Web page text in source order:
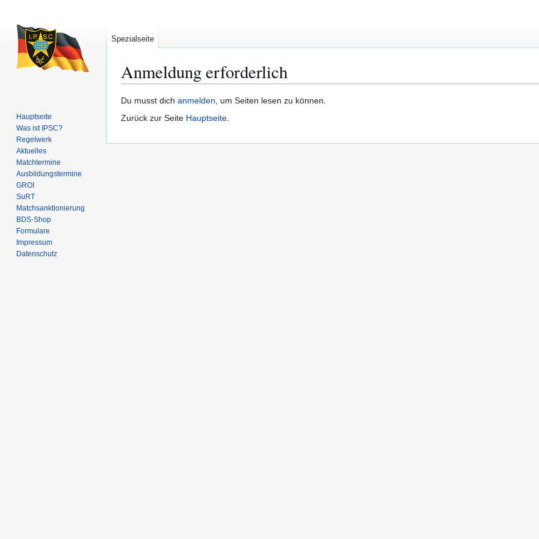
Anmeldung erforderlich
Zur
Navigation
Zur
Suche
Du musst dich anmelden, um Seiten lesen zu können.
Zurück zur Seite Hauptseite.
Spezialseite
Hauptseite
Was ist IPSC?
Regelwerk
Aktuelles
Matchtermine
Ausbildungs­termine
GROI
SuRT
Match­sanktionierung
BDS-Shop
Formulare
Impressum
Datenschutz